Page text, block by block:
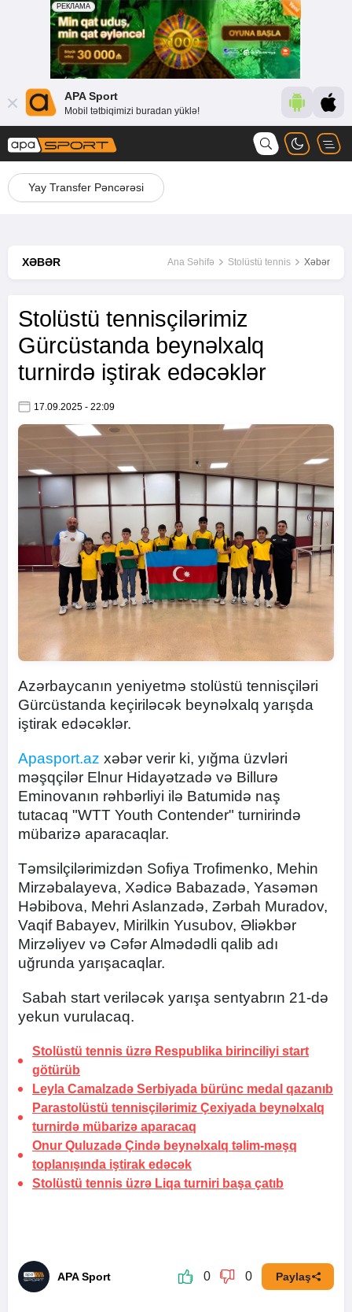
APA Sport
Mobil tətbiqimizi buradan yüklə!
Yay Transfer Pəncərəsi
XƏBƏR Ana Səhifə Stolüstü tennis Xəbər
Stolüstü tennisçilərimiz
Gürcüstanda beynəlxalq
turnirdə iştirak edəcəklər
17.09.2025 - 22:09
Azərbaycanın yeniyetmə stolüstü tennisçiləri
Gürcüstanda keçiriləcək beynəlxalq yarışda
iştirak edəcəklər.
Apasport.az xəbər verir ki, yığma üzvləri
məşqçilər Elnur Hidayətzadə və Billurə
Eminovanın rəhbərliyi ilə Batumidə naş
tutacaq "WTT Youth Contender" turnirində
mübarizə aparacaqlar.
Təmsilçilərimizdən Sofiya Trofimenko, Mehin
Mirzəbalayeva, Xədicə Babazadə, Yasəmən
Həbibova, Mehri Aslanzadə, Zərbah Muradov,
Vaqif Babayev, Mirilkin Yusubov, Əliəkbər
Mirzəliyev və Cəfər Almədədli qalib adı
uğrunda yarışacaqlar.
Sabah start veriləcək yarışa sentyabrın 21-də
yekun vurulacaq.
Stolüstü tennis üzrə Respublika birinciliyi start
götürüb
Leyla Camalzadə Serbiyada bürünc medal qazanıb
Parastolüstü tennisçilərimiz Çexiyada beynəlxalq
turnirdə mübarizə aparacaq
Onur Quluzadə Çində beynəlxalq təlim-məşq
toplanışında iştirak edəcək
Stolüstü tennis üzrə Liqa turniri başa çatıb
APA Sport 0 0 Paylaş